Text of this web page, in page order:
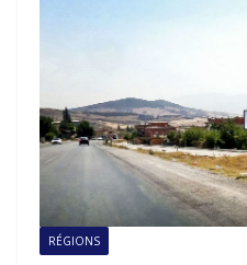
RÉGIONS